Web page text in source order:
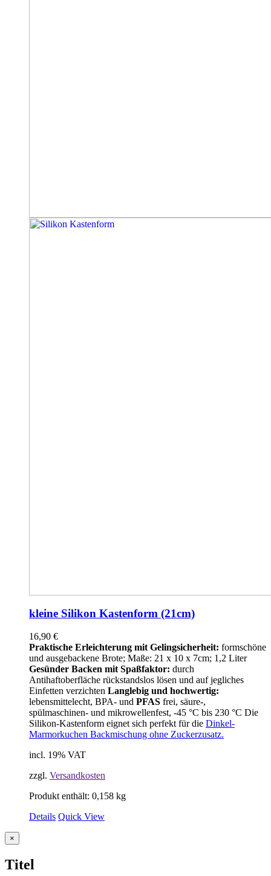
kleine Silikon Kastenform (21cm)
16,90 €
Praktische Erleichterung mit Gelingsicherheit: formschöne
und ausgebackene Brote; Maße: 21 x 10 x 7cm; 1,2 Liter
Gesünder Backen mit Spaßfaktor: durch
Antihaftoberfläche rückstandslos lösen und auf jegliches
Einfetten verzichten Langlebig und hochwertig:
lebensmittelecht, BPA- und PFAS frei, säure-,
spülmaschinen- und mikrowellenfest, -45 °C bis 230 °C Die
Silikon-Kastenform eignet sich perfekt für die Dinkel-
Marmorkuchen Backmischung ohne Zuckerzusatz.
incl. 19% VAT
zzgl. Versandkosten
Produkt enthält: 0,158 kg
Details Quick View
Close
product
view
×
Titel